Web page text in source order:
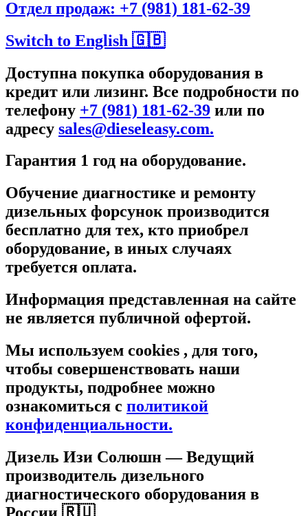
Отдел продаж: +7 (981) 181-62-39
Switch to English 🇬🇧
Доступна покупка оборудования в
кредит или лизинг. Все подробности по
телефону +7 (981) 181-62-39 или по
адресу sales@dieseleasy.com.
Гарантия 1 год на оборудование.
Обучение диагностике и ремонту
дизельных форсунок производится
бесплатно для тех, кто приобрел
оборудование, в иных случаях
требуется оплата.
Информация представленная на сайте
не является публичной офертой.
Мы используем cookies , для того,
чтобы совершенствовать наши
продукты, подробнее можно
ознакомиться c политикой
конфиденциальности.
Дизель Изи Солюшн— Ведущий
производитель дизельного
диагностического оборудования в